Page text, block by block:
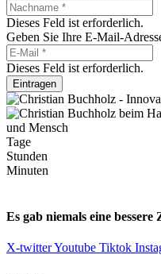
Dieses Feld ist erforderlich.
Geben Sie Ihre E-Mail-
Dieses Feld ist erforderlich.
Eintragen
Tage
Stunden
Minuten
Es gab niemals eine
X-twitterYoutube Tiktok